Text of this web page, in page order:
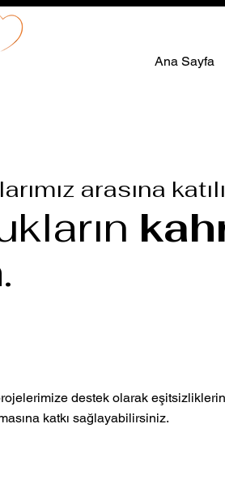
Ana Sayfa
arasına
.
destek olarak eşitsizliklerin
katkı sağlayabilirsiniz.